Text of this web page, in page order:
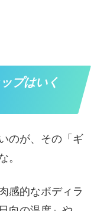
プはいく
のが、その「ギ
。
感的なボディラ